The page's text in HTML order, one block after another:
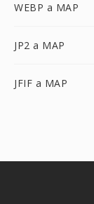
WEBP a MAP
JP2 a MAP
JFIF a MAP